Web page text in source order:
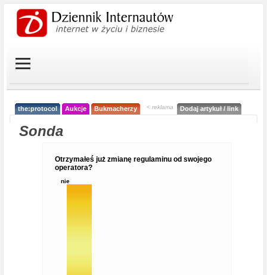
the:protocol Aukcje Bukmacherzy < reklama Dodaj artykuł / link
Sonda
Otrzymałeś już zmianę regulaminu od swojego
operatora?
nie